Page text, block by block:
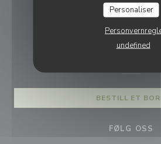
Personaliser
undefined
4 cour des Petites Ecuries
09 83 28 83 96
BESTILL ET
FØLG OSS